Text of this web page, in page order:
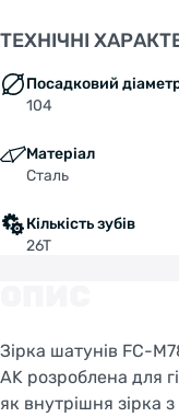
ТЕХНІЧНІ
Посадковий
104
Матеріал
Сталь
Кількість зубів
26T
Зірка шатунів FC-
AK розроблена для
як внутрішня зірка